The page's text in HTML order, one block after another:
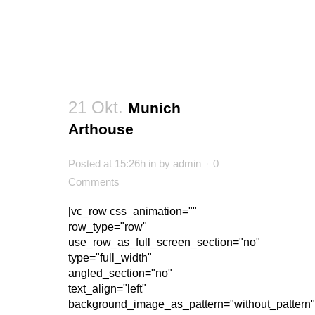
21 Okt. Munich
Arthouse
Posted at 15:26h in by admin
0
Comments
[vc_row css_animation=""
row_type="row"
use_row_as_full_screen_section="no"
type="full_width"
angled_section="no"
text_align="left"
background_image_as_pattern="without_pattern"